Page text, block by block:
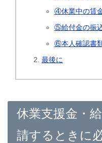
④休業中の賃
⑤給付金の振
⑥本人確認書
最後に
休業支援金・
請するときに